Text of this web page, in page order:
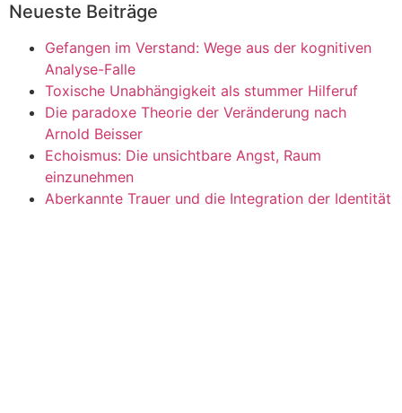
Neueste Beiträge
Gefangen im Verstand: Wege aus der kognitiven
Analyse-Falle
Toxische Unabhängigkeit als stummer Hilferuf
Die paradoxe Theorie der Veränderung nach
Arnold Beisser
Echoismus: Die unsichtbare Angst, Raum
einzunehmen
Aberkannte Trauer und die Integration der Identität